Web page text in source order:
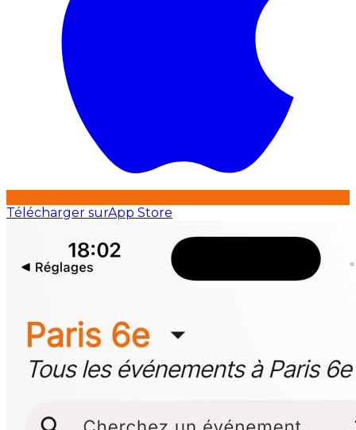
Télécharger surApp Store